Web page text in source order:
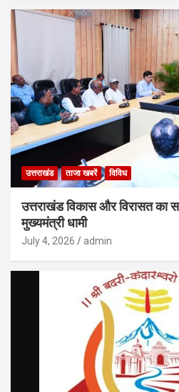
उत्तराखंड ताजा खबरें विविध
उत्तराखंड विकास और विरासत का
मुख्यमंत्री धामी
July 4, 2026 admin